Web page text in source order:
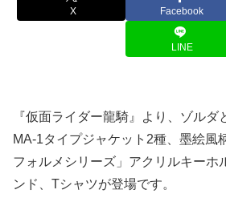
X Facebook
LINE
『仮面ライダー龍騎』より、ゾルダ
MA-1タイプジャケット2種、墨絵風
フォルメシリーズ」アクリルキーホ
ンド、Tシャツが登場です。